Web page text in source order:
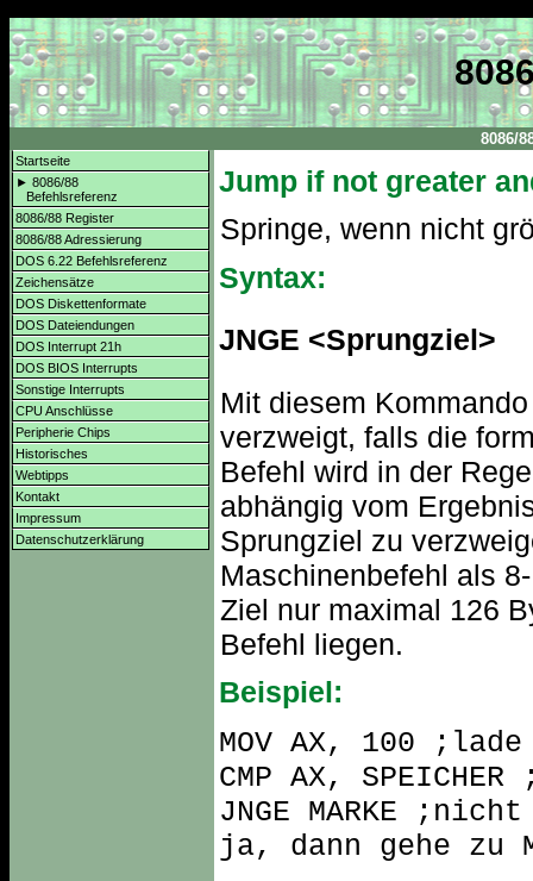
8086/
Startseite
► 8086/88
Befehlsreferenz
8086/88 Register
8086/88 Adressierung
DOS 6.22 Befehlsreferenz
Zeichensätze
DOS Diskettenformate
DOS Dateiendungen
DOS Interrupt 21h
DOS BIOS Interrupts
Sonstige Interrupts
CPU Anschlüsse
Peripherie Chips
Historisches
Webtipps
Kontakt
Impressum
Datenschutzerklärung
Jump if not greater
Springe, wenn nicht
Syntax:
JNGE <Sprungziel>
Mit diesem
verzweigt, falls die
Befehl wird in der
abhängig vom
Sprungziel zu
Maschinenbefehl als
Ziel nur maximal 126
Befehl liegen.
Beispiel:
MOV AX, 100
CMP AX,
JNGE MARKE
ja, dann gehe zu